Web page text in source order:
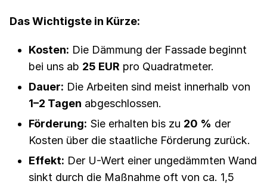
Das Wichtigste in Kürze:
Kosten: Die Dämmung der Fassade beginnt
bei uns ab 25 EUR pro Quadratmeter.
Dauer: Die Arbeiten sind meist innerhalb von
1–2 Tagen abgeschlossen.
Förderung: Sie erhalten bis zu 20 % der
Kosten über die staatliche Förderung zurück.
Effekt: Der U-Wert einer ungedämmten Wand
sinkt durch die Maßnahme oft von ca. 1,5